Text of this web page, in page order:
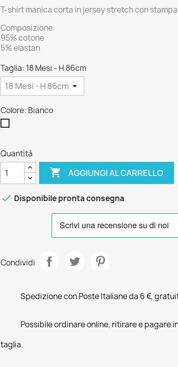
T-shirt manica corta in jersey stretch con
Composizione:
95% cotone
5% elastan
Taglia: 18 Mesi - H 86cm
Colore: Bianco
Quantità
 AGGIUNGI AL CARRELLO
 Disponibile pronta consegna
Condividi
Spedizione con Poste Italiane da 6 €,
Possibile ordinare online, ritirare e pagare
taglia.